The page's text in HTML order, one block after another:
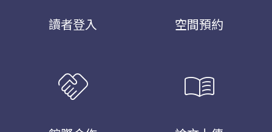
讀者登入 空間預約
handshake menu_book